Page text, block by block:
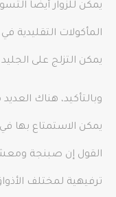
يمكن للزوار أيضاً
المأكولات التقليدية
يمكن التزلج على
وبالتأكيد، هناك
يمكن الاستمتاع بها
القول إن صبنجة
ترفيهية لمختلف